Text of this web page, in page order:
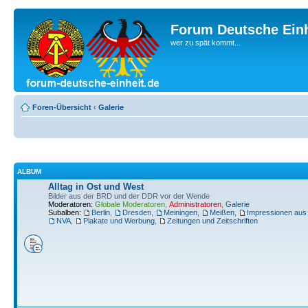
Forum Deutsche
wer zu spät kommt...
Foren-Übersicht ‹ Galerie
ALBUM
Alltag in Ost und West
Bilder aus der BRD und der DDR vor der Wende
Moderatoren: Globale Moderatoren Administratoren Galerie
Subalben:
Berlin Dresden Meiningen Meißen
Impressionen
NVA
Plakate und Werbung Zeitungen und Zeitschriften